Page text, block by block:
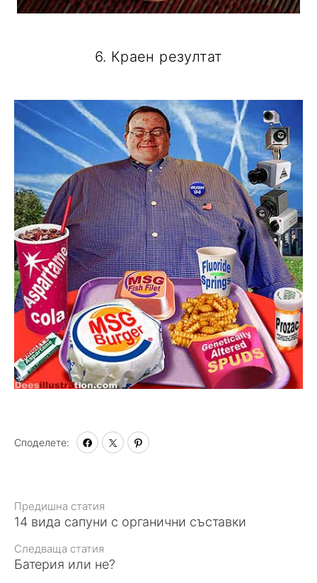
Към
статията
Предишна статия
14 вида сапуни с органични съставки
Следваща статия
Батерия или не?
6. Краен резултат
Споделете: